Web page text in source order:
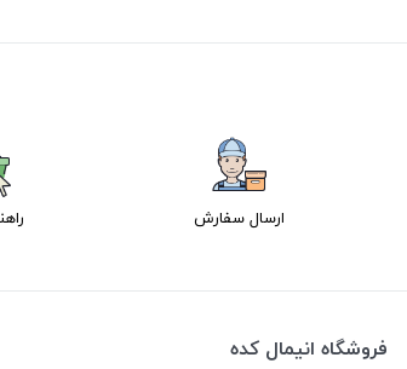
ارسال سفارش
فروشگاه انیمال کده